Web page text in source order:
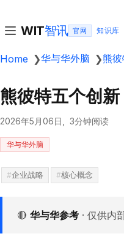
WIT智讯 官网
Home ❯华与华外脑 ❯熊
熊彼特五个创新
2026年5月06日 3分钟阅读
华与华外脑
企业战略 核心概念
🔴 华与华参考 · 仅供内